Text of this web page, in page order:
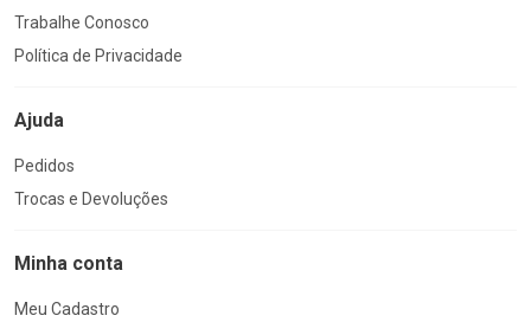
Trabalhe Conosco
Política de Privacidade
Ajuda
Pedidos
Trocas e Devoluções
Minha conta
Meu Cadastro